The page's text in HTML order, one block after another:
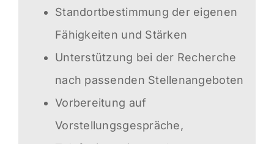
Standortbestimmung der eigenen
Fähigkeiten und Stärken
Unterstützung bei der Recherche
nach passenden Stellenangeboten
Vorbereitung auf
Vorstellungsgespräche,